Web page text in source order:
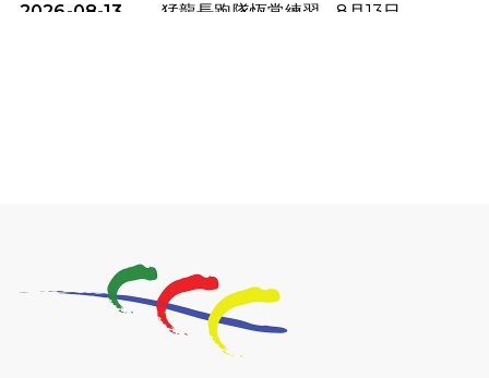
2026-08-13
猛龍長跑隊恆常練習 - 8月13日
2026-07-23
猛龍長跑隊恆常練習 - 7月23日
（19:00開始）
猛龍長跑隊恆常練習 - 7月16日